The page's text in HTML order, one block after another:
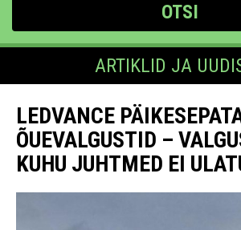
OTSI
ARTIKLID JA
LEDVANCE
ÕUEVALGUSTID –
KUHU JUHTMED EI